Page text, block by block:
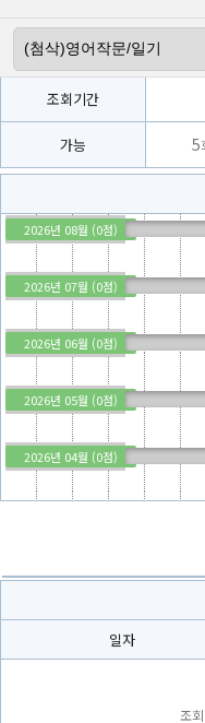
조회기간
가능 5
2026년 08월 (0점)
2026년 07월 (0점)
2026년 06월 (0점)
2026년 05월 (0점)
2026년 04월 (0점)
일자
조